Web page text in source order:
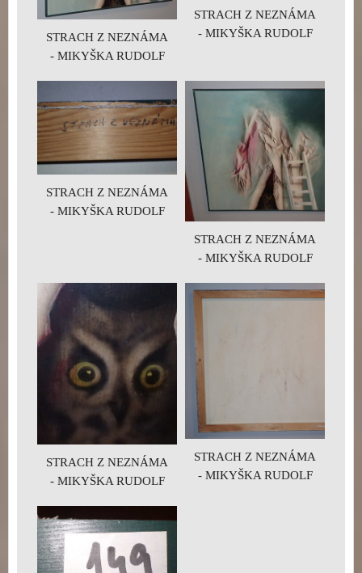
STRACH Z NEZNÁMA
- MIKYŠKA RUDOLF
STRACH Z NEZNÁMA
- MIKYŠKA RUDOLF
STRACH Z NEZNÁMA
- MIKYŠKA RUDOLF
STRACH Z NEZNÁMA
- MIKYŠKA RUDOLF
STRACH Z NEZNÁMA
- MIKYŠKA RUDOLF
STRACH Z NEZNÁMA
- MIKYŠKA RUDOLF